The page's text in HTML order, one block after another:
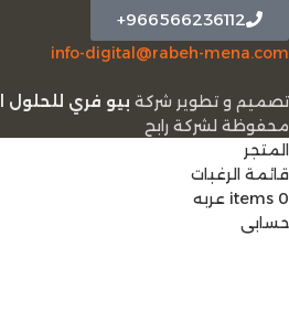
966566236112+
info-digital@rabeh-mena.com
تصميم و تطوير شركة بيو فري للحلول
ﻣﺤﻔﻮﻇﺔ لشرﻛﺔ رابح
المتجر
قائمة الرغبات
0
items عربه
حسابي